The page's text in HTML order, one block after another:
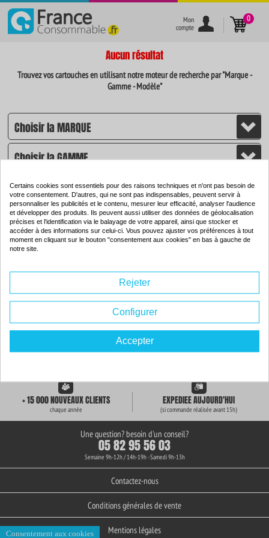
}
Mon
compte
0
Aucun résultat
Trouvez vos cartouches en utilisant notre moteur de recherche par "Marque -
Gamme - Modèle"
CHERCHER
LIVRAISON GRATUITE + de 3000 REFERENCES
+ 15 000 NOUVEAUX CLIENTS
chaque année
EXPEDIEE AUJOURD'HUI
(si commande réalisée avant 15h)
Une question? besoin d'un conseil?
05 82 95 56 03
Semaine 9h-12h / 14h-19h - Samedi 9h-13h
Contactez-nous
Conditions générales de vente
Mentions légales
Certains cookies sont essentiels pour des raisons techniques et n'ont pas besoin de
votre consentement. D'autres, qui ne sont pas indispensables, peuvent servir à
personnaliser les publicités et le contenu, mesurer leur efficacité, analyser l'audience
et développer des produits. Ils peuvent aussi utiliser des données de géolocalisation
précises et l'identification via le balayage de votre appareil, ainsi que stocker et
accéder à des informations sur celui-ci. Vous pouvez ajuster vos préférences à tout
moment en cliquant sur le bouton "consentement aux cookies" en bas à gauche de
notre site.
Rejeter
Configurer
Accepter
Consentement aux cookies